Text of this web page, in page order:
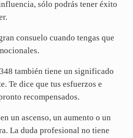
sólo podrás tener éxito
consuelo cuando tengas que
también tiene un significado
Te dice que tus esfuerzos e
recompensados.
un ascenso, un aumento o un
La duda profesional no tiene